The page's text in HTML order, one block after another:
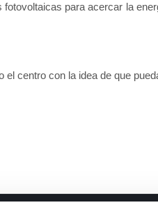
para acercar la
centro con la idea de que